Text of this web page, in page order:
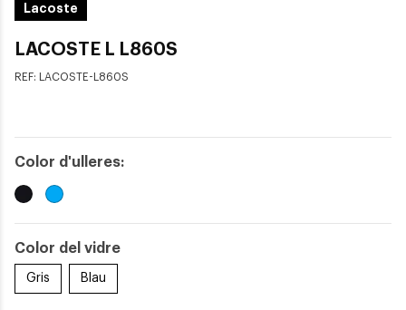
Lacoste
LACOSTE L L860S
REF: LACOSTE-L860S
Color d'ulleres:
Color del vidre
Gris Blau